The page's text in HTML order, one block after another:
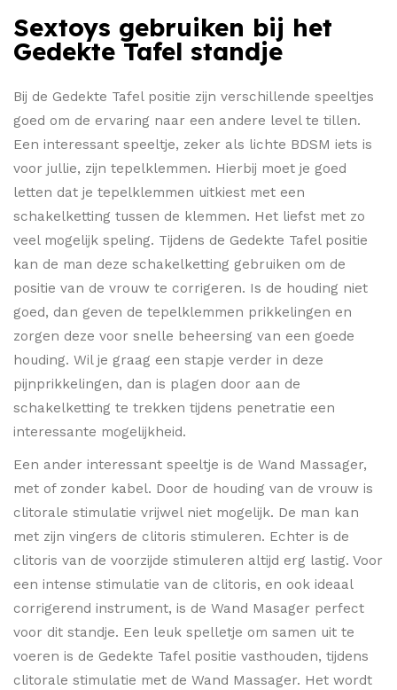
Sextoys gebruiken bij het
Gedekte Tafel standje
Bij de Gedekte Tafel positie zijn verschillende speeltjes
goed om de ervaring naar een andere level te tillen.
Een interessant speeltje, zeker als lichte BDSM iets is
voor jullie, zijn tepelklemmen. Hierbij moet je goed
letten dat je tepelklemmen uitkiest met een
schakelketting tussen de klemmen. Het liefst met zo
veel mogelijk speling. Tijdens de Gedekte Tafel positie
kan de man deze schakelketting gebruiken om de
positie van de vrouw te corrigeren. Is de houding niet
goed, dan geven de tepelklemmen prikkelingen en
zorgen deze voor snelle beheersing van een goede
houding. Wil je graag een stapje verder in deze
pijnprikkelingen, dan is plagen door aan de
schakelketting te trekken tijdens penetratie een
interessante mogelijkheid.
Een ander interessant speeltje is de Wand Massager,
met of zonder kabel. Door de houding van de vrouw is
clitorale stimulatie vrijwel niet mogelijk. De man kan
met zijn vingers de clitoris stimuleren. Echter is de
clitoris van de voorzijde stimuleren altijd erg lastig. Voor
een intense stimulatie van de clitoris, en ook ideaal
corrigerend instrument, is de Wand Masager perfect
voor dit standje. Een leuk spelletje om samen uit te
voeren is de Gedekte Tafel positie vasthouden, tijdens
clitorale stimulatie met de Wand Massager. Het wordt